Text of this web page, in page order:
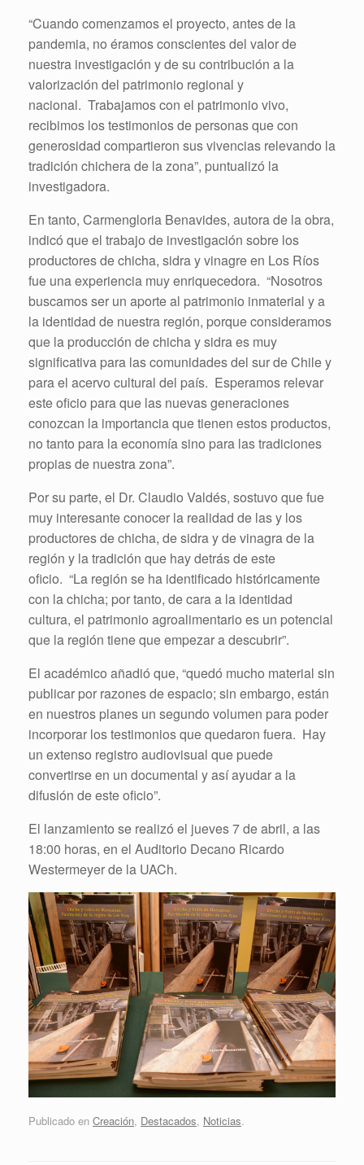
“Cuando comenzamos el proyecto, antes de la
pandemia, no éramos conscientes del valor de
nuestra investigación y de su contribución a la
valorización del patrimonio regional y
nacional. Trabajamos con el patrimonio vivo,
recibimos los testimonios de personas que con
generosidad compartieron sus vivencias relevando la
tradición chichera de la zona”, puntualizó la
investigadora.
En tanto, Carmengloria Benavides, autora de la obra,
indicó que el trabajo de investigación sobre los
productores de chicha, sidra y vinagre en Los Ríos
fue una experiencia muy enriquecedora. “Nosotros
buscamos ser un aporte al patrimonio inmaterial y a
la identidad de nuestra región, porque consideramos
que la producción de chicha y sidra es muy
significativa para las comunidades del sur de Chile y
para el acervo cultural del país. Esperamos relevar
este oficio para que las nuevas generaciones
conozcan la importancia que tienen estos productos,
no tanto para la economía sino para las tradiciones
propias de nuestra zona”.
Por su parte, el Dr. Claudio Valdés, sostuvo que fue
muy interesante conocer la realidad de las y los
productores de chicha, de sidra y de vinagra de la
región y la tradición que hay detrás de este
oficio. “La región se ha identificado históricamente
con la chicha; por tanto, de cara a la identidad
cultura, el patrimonio agroalimentario es un potencial
que la región tiene que empezar a descubrir”.
El académico añadió que, “quedó mucho material sin
publicar por razones de espacio; sin embargo, están
en nuestros planes un segundo volumen para poder
incorporar los testimonios que quedaron fuera. Hay
un extenso registro audiovisual que puede
convertirse en un documental y así ayudar a la
difusión de este oficio”.
El lanzamiento se realizó el jueves 7 de abril, a las
18:00 horas, en el Auditorio Decano Ricardo
Westermeyer de la UACh.
Publicado en Creación, Destacados, Noticias.